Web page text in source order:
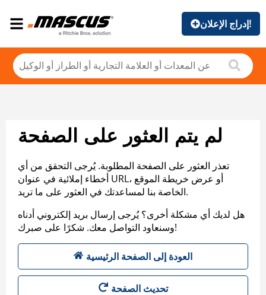
إدراج الإعلان!
لم يتم العثور على الصفحة
تعذر العثور على الصفحة المطلوبة. يُرجى التحقق من أي
أخطاء إملائية في عنوان URL، أو عرض خريطة الموقع
الخاصة بنا لمساعدتك في العثور على ما تريد.
هل لديك أي مشكلة أخرى؟ يُرجى إرسال بريد إلكتروني أدناه
وسنعاود التواصل معك. شكرًا على صبرك!
العودة إلى الصفحة الرئيسية
تحديث الصفحة